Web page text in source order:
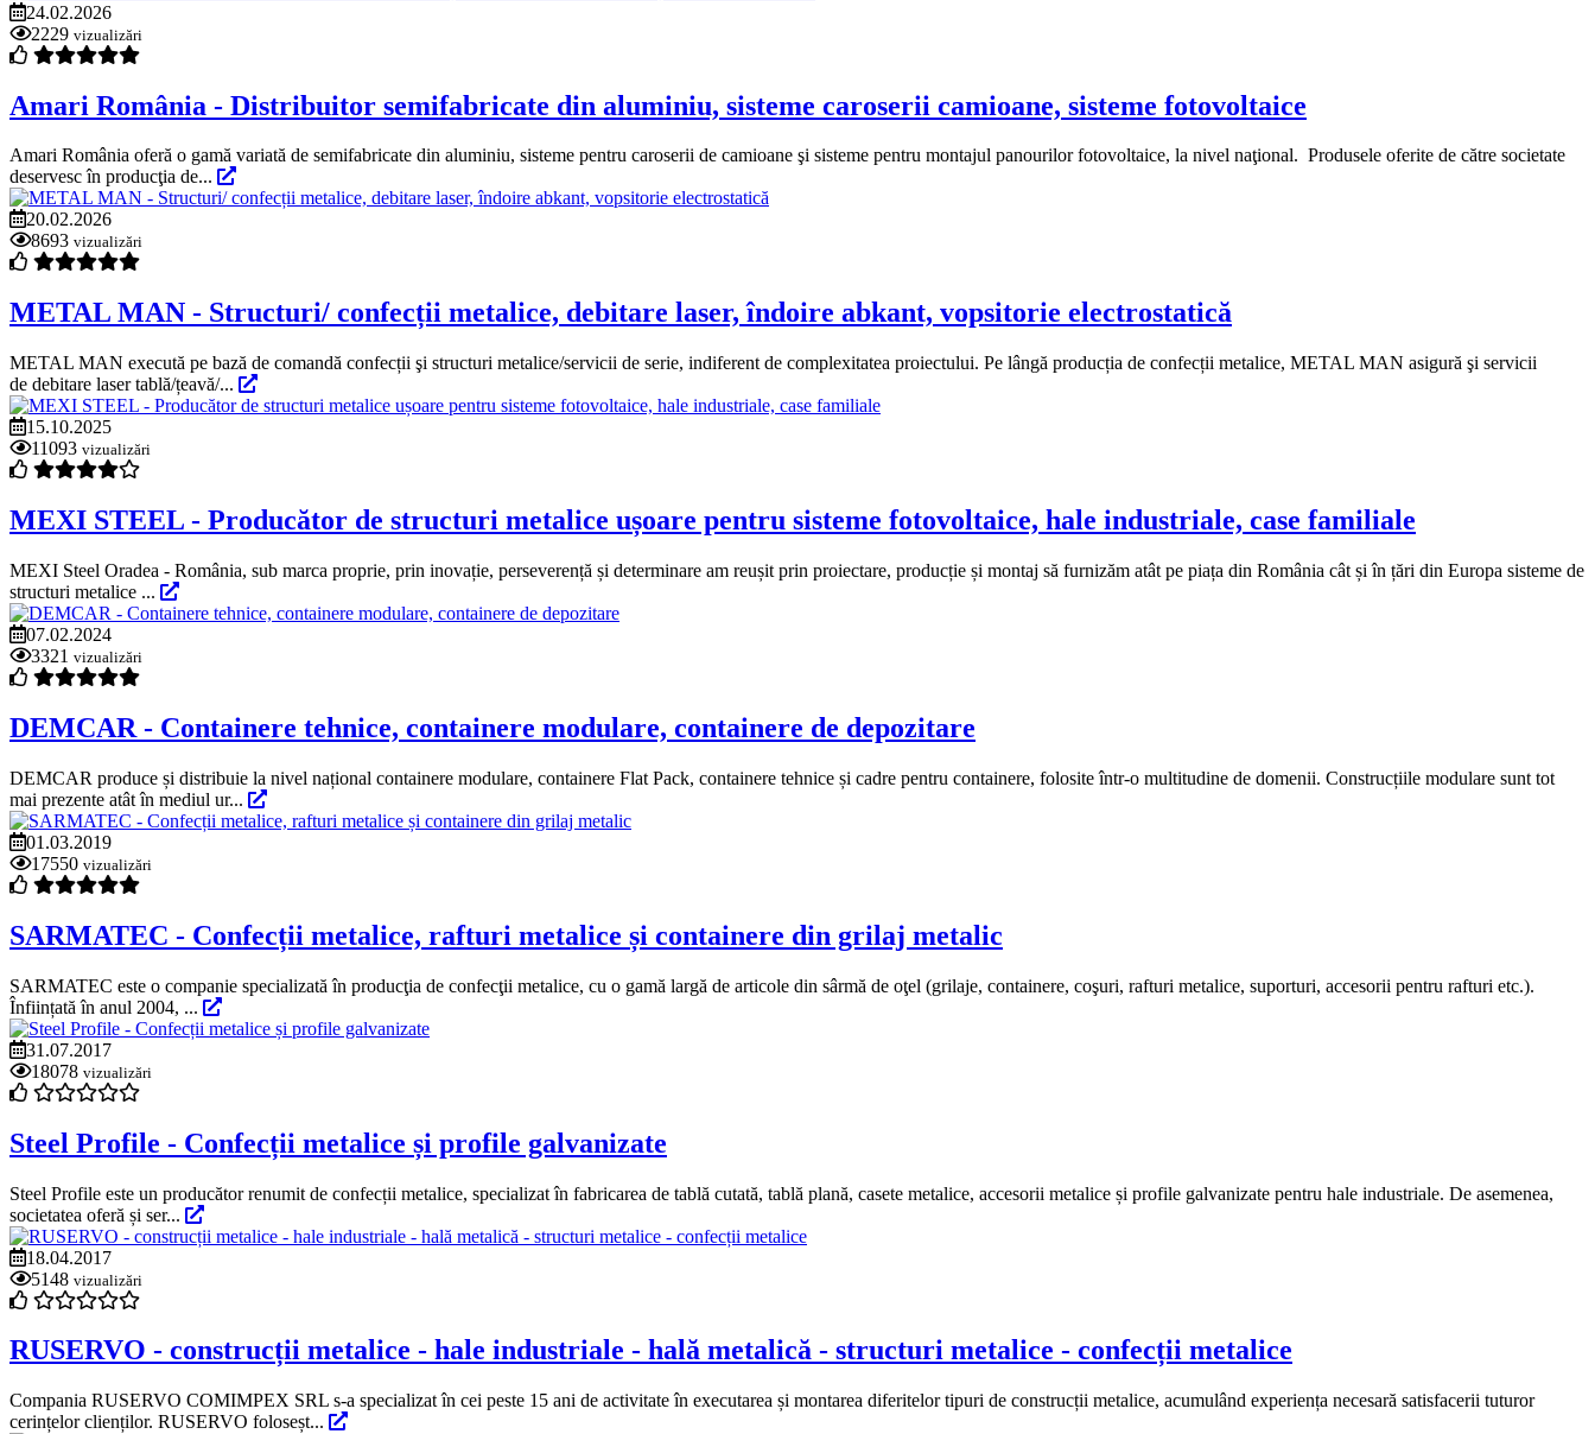
24.02.2026
2229 vizualizări
Amari România - Distribuitor semifabricate din aluminiu, sisteme caroserii camioane, sisteme fotovoltaice
Amari România oferă o gamă variată de semifabricate din aluminiu, sisteme pentru caroserii de camioane şi sisteme pentru montajul panourilor fotovoltaice, la nivel naţional. Produsele oferite de către societate
deservesc în producţia de...
20.02.2026
8693 vizualizări
METAL MAN - Structuri/ confecții metalice, debitare laser, îndoire abkant, vopsitorie electrostatică
METAL MAN execută pe bază de comandă confecții şi structuri metalice/servicii de serie, indiferent de complexitatea proiectului. Pe lângă producția de confecții metalice, METAL MAN asigură şi servicii
de debitare laser tablă/țeavă/...
15.10.2025
11093 vizualizări
MEXI STEEL - Producător de structuri metalice ușoare pentru sisteme fotovoltaice, hale industriale, case familiale
MEXI Steel Oradea - România, sub marca proprie, prin inovație, perseverență și determinare am reușit prin proiectare, producție și montaj să furnizăm atât pe piața din România cât și în țări din Europa sisteme de
structuri metalice ...
07.02.2024
3321 vizualizări
DEMCAR - Containere tehnice, containere modulare, containere de depozitare
DEMCAR produce și distribuie la nivel național containere modulare, containere Flat Pack, containere tehnice și cadre pentru containere, folosite într-o multitudine de domenii. Construcțiile modulare sunt tot
mai prezente atât în mediul ur...
01.03.2019
17550 vizualizări
SARMATEC - Confecții metalice, rafturi metalice și containere din grilaj metalic
SARMATEC este o companie specializată în producţia de confecţii metalice, cu o gamă largă de articole din sârmă de oţel (grilaje, containere, coşuri, rafturi metalice, suporturi, accesorii pentru rafturi etc.).
Înființată în anul 2004, ...
31.07.2017
18078 vizualizări
Steel Profile - Confecții metalice și profile galvanizate
Steel Profile este un producător renumit de confecții metalice, specializat în fabricarea de tablă cutată, tablă plană, casete metalice, accesorii metalice și profile galvanizate pentru hale industriale. De asemenea,
societatea oferă și ser...
18.04.2017
5148 vizualizări
RUSERVO - construcții metalice - hale industriale - hală metalică - structuri metalice - confecții metalice
Compania RUSERVO COMIMPEX SRL s-a specializat în cei peste 15 ani de activitate în executarea și montarea diferitelor tipuri de construcții metalice, acumulând experiența necesară satisfacerii tuturor
cerințelor clienților. RUSERVO foloseșt...